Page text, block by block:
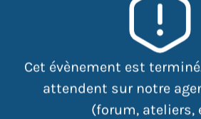
Cet évènement est
attendent sur notre
(forum, ateliers,